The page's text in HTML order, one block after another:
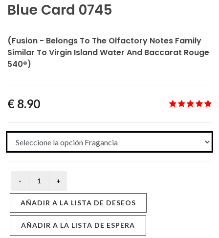
Blue Card 0745
(Fusion - Belongs To The Olfactory Notes Family
Similar To Virgin Island Water And Baccarat Rouge
540®)
€ 8.90
AÑADIR A LA LISTA DE DESEOS
AÑADIR A LA LISTA DE ESPERA